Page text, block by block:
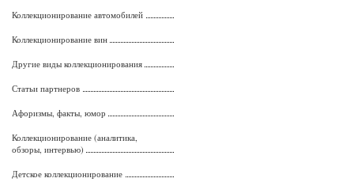
Коллекционирование автомобилей
Коллекционирование вин
Другие виды коллекционирования
Статьи партнеров
Афоризмы, факты, юмор
Коллекционирование (аналитика,
обзоры, интервью)
Детское коллекционирование